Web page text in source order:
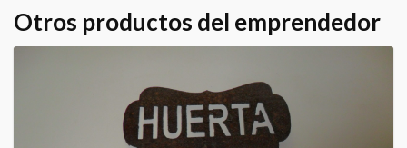
Otros productos del emprendedor